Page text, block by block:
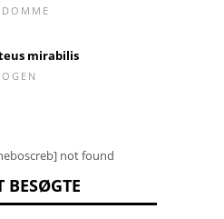
mirabilis
not found
BESØGTE